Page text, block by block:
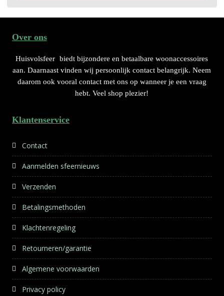
Over ons
Huisvolsfeer biedt bijzondere en betaalbare woonaccessoires
aan. Daarnaast vinden wij persoonlijk contact belangrijk. Neem
daarom ook vooral contact met ons op wanneer je een vraag
hebt. Veel shop plezier!
Klantenservice
Contact
Aanmelden sfeernieuws
Verzenden
Betalingsmethoden
Klachtenregeling
Retourneren/garantie
Algemene voorwaarden
Privacy policy